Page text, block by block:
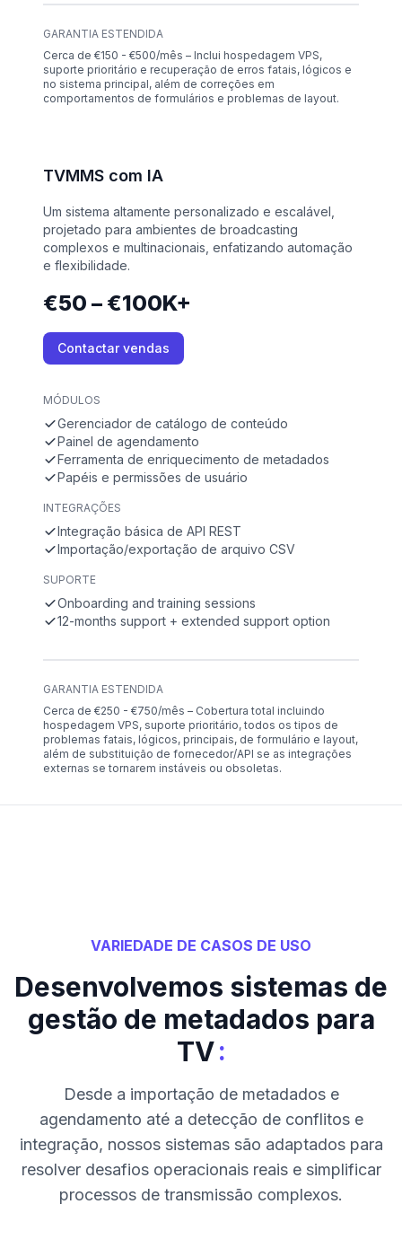
GARANTIA ESTENDIDA
Cerca de €150 - €500/mês – Inclui hospedagem VPS,
suporte prioritário e recuperação de erros fatais, lógicos e
no sistema principal, além de correções em
comportamentos de formulários e problemas de layout.
TVMMS com IA
Um sistema altamente personalizado e escalável,
projetado para ambientes de broadcasting
complexos e multinacionais, enfatizando automação
e flexibilidade.
€50 – €100K+
Contactar vendas
MÓDULOS
Gerenciador de catálogo de conteúdo
Painel de agendamento
Ferramenta de enriquecimento de metadados
Papéis e permissões de usuário
INTEGRAÇÕES
Integração básica de API REST
Importação/exportação de arquivo CSV
SUPORTE
Onboarding and training sessions
12-months support + extended support option
GARANTIA ESTENDIDA
Cerca de €250 - €750/mês – Cobertura total incluindo
hospedagem VPS, suporte prioritário, todos os tipos de
problemas fatais, lógicos, principais, de formulário e layout,
além de substituição de fornecedor/API se as integrações
externas se tornarem instáveis ou obsoletas.
VARIEDADE DE CASOS DE USO
Desenvolvemos sistemas de
gestão de metadados para
TV:
Desde a importação de metadados e
agendamento até a detecção de conflitos e
integração, nossos sistemas são adaptados para
resolver desafios operacionais reais e simplificar
processos de transmissão complexos.